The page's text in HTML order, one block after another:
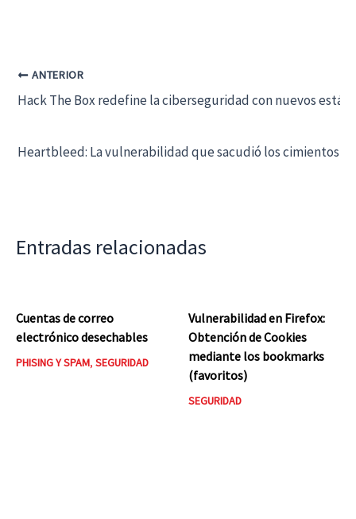
ANTERIOR
Hack The Box redefine la ciberseguridad con nuevos
Heartbleed: La vulnerabilidad que sacudió los cimientos
Entradas relacionadas
Cuentas de correo
electrónico desechables
PHISING Y SPAM, SEGURIDAD
Vulnerabilidad en Firefox:
Obtención de Cookies
mediante los bookmarks
(favoritos)
SEGURIDAD